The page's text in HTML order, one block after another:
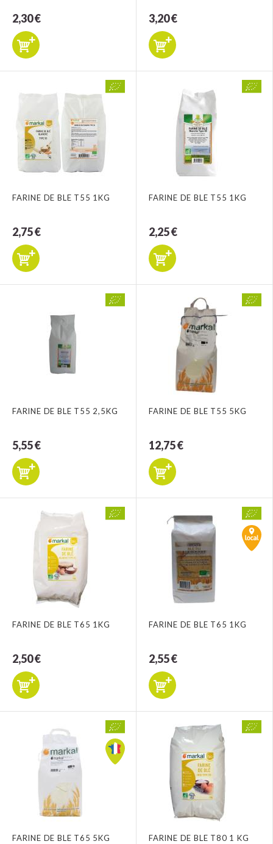
2,30 € 3,20 €
FARINE DE BLE T55 1KG
2,75 €
FARINE DE BLE T55 1KG
2,25 €
FARINE DE BLE T55 2,5KG
5,55 €
FARINE DE BLE T55 5KG
12,75 €
FARINE DE BLE T65 1KG
2,50 €
FARINE DE BLE T65 1KG
2,55 €
FARINE DE BLE T65 5KG FARINE DE BLE T80 1 KG